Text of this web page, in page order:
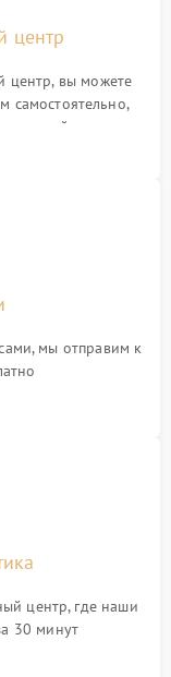
центр
центр, вы можете
самостоятельно,
на сайте
мы отправим к
центр, где наши
30 минут